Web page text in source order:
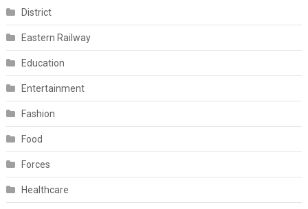
District
Eastern Railway
Education
Entertainment
Fashion
Food
Forces
Healthcare